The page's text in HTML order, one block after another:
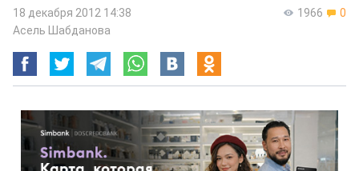
1966 0
18 декабря 2012 14:38
Асель Шабданова